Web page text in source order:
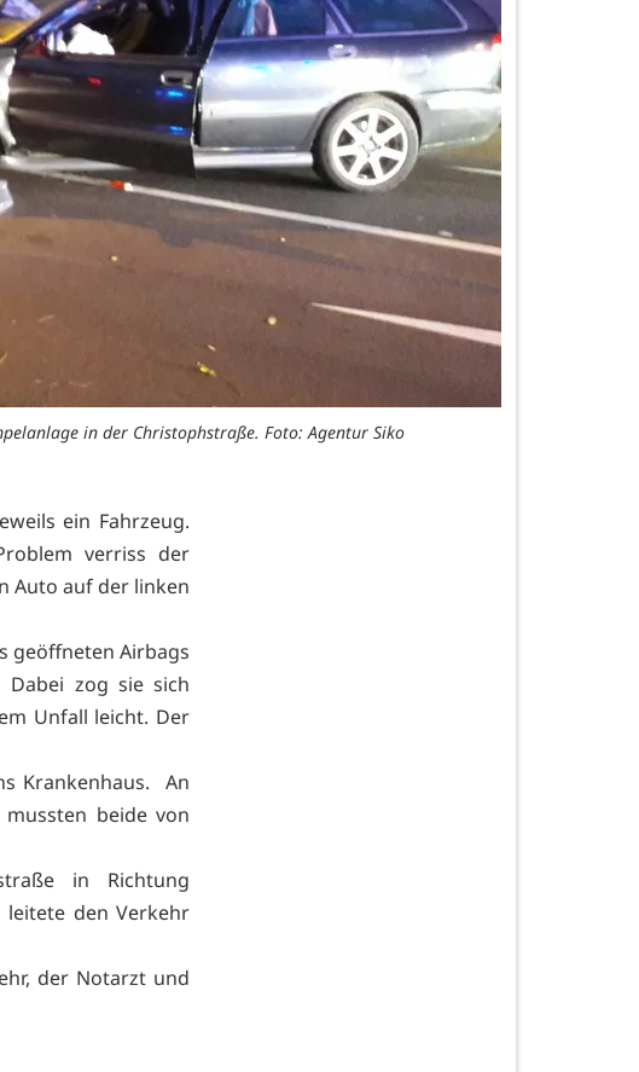
in der Christophstraße. Foto: Agentur Siko
ein Fahrzeug.
verriss der
Auto auf der linken
geöffneten Airbags
zog sie sich
Unfall leicht. Der
Krankenhaus. An
beide von
in Richtung
leitete den Verkehr
der Notarzt und